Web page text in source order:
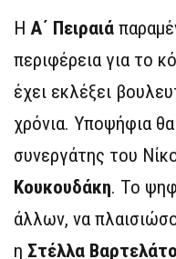
Η Α΄ Πειραιά
περιφέρεια για το
έχει εκλέξει
χρόνια. Υποψήφια
συνεργάτης του
Κουκουδάκη. Το
άλλων, να
η Στέλλα